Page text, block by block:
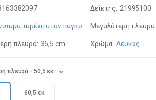
Δείκτης: 21995100
στον πάγκο Μεγαλύτερη πλευρά:
πλευρά: 35,5 cm Χρώμα: Λευκός
πλευρά - 50,5 εκ.
60,5 εκ.